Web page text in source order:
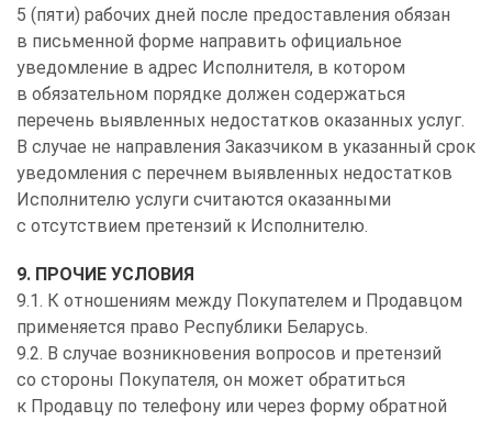
5 (пяти) рабочих дней после предоставления обязан
в письменной форме направить официальное
уведомление в адрес Исполнителя, в котором
в обязательном порядке должен содержаться
перечень выявленных недостатков оказанных услуг.
В случае не направления Заказчиком в указанный срок
уведомления с перечнем выявленных недостатков
Исполнителю услуги считаются оказанными
с отсутствием претензий к Исполнителю.
9. ПРОЧИЕ УСЛОВИЯ
9.1. К отношениям между Покупателем и Продавцом
применяется право Республики Беларусь.
9.2. В случае возникновения вопросов и претензий
со стороны Покупателя, он может обратиться
к Продавцу по телефону или через форму обратной